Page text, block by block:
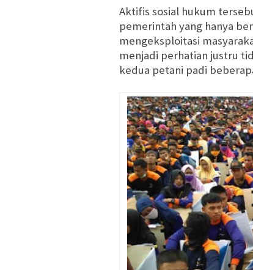
Aktifis sosial hukum
pemerintah yang hanya
mengeksploitasi
menjadi perhatian justru
kedua petani padi